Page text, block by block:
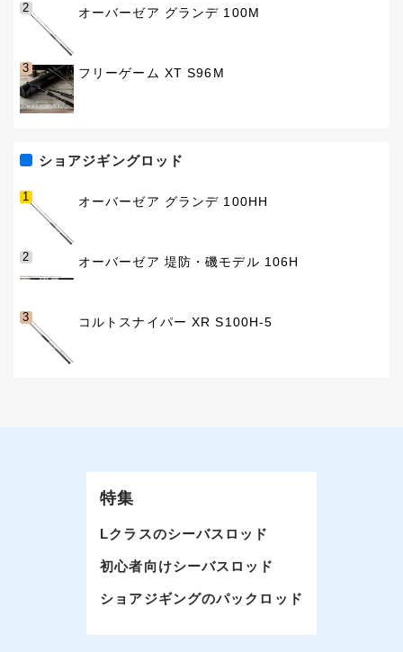
2 オーバーゼア グランデ 100M
3 フリーゲーム XT S96M
ショアジギングロッド
1 オーバーゼア グランデ 100HH
2 オーバーゼア 堤防・磯モデル 106H
3 コルトスナイパー XR S100H-5
特集
Lクラスのシーバスロッド
初心者向けシーバスロッド
ショアジギングのパックロッド